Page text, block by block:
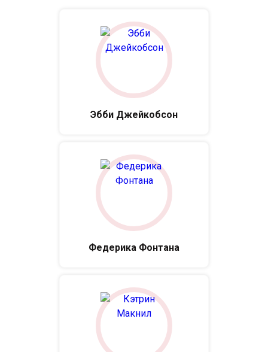
Эбби Джейкобсон
Федерика Фонтана